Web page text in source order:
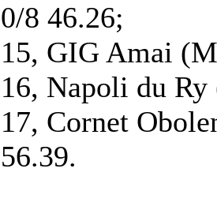
0/8 46.26;
15, GIG Amai
16, Napoli du
17, Cornet
56.39.